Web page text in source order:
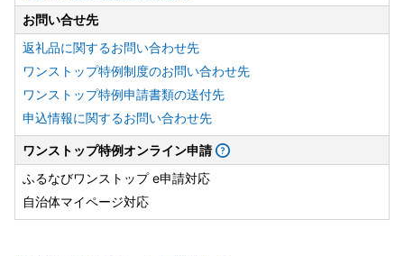
お問い合せ先
返礼品に関するお問い合わせ先
ワンストップ特例制度のお問い合わせ先
ワンストップ特例申請書類の送付先
申込情報に関するお問い合わせ先
ワンストップ特例オンライン申請
ふるなびワンストップ e申請対応
自治体マイページ対応